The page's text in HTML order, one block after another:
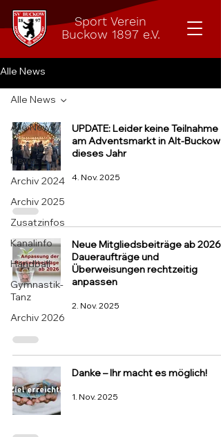
Sport Verein
Buckow 1897 e.V.
Alle News
Alle News
Aktuelle
News
Archiv 2024
Archiv 2025
Zusatzinfos
Kanalinfo
Handball
Gymnastik-
Tanz
Archiv 2026
Alle News
UPDATE: Leider keine Teilnahme
am Adventsmarkt in Alt-Buckow
dieses Jahr
4. Nov. 2025
Neue Mitgliedsbeiträge ab 2026 –
Daueraufträge und
Überweisungen rechtzeitig
anpassen
2. Nov. 2025
Danke – Ihr macht es möglich!
1. Nov. 2025